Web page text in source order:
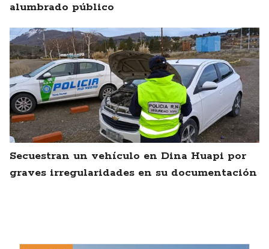
alumbrado público
Secuestran un vehículo en Dina Huapi por
graves irregularidades en su documentación